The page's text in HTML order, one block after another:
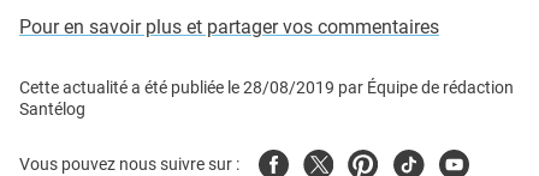
Pour en savoir plus et partager vos commentaires
Cette actualité a été publiée le28/08/2019 par Équipe de rédaction
Santélog
Vous pouvez nous suivre sur : FacebookTwitterPinterest
TiktokYoutube